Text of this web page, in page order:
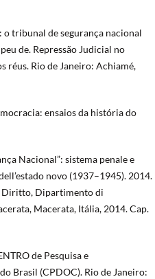
o tribunal de segurança nacional
de. Repressão Judicial no
réus. Rio de Janeiro: Achiamé,
ensaios da história do
Nacional”: sistema penale e
novo (1937–1945). 2014.
Diritto, Dipartimento di
Macerata, Itália, 2014. Cap.
de Pesquisa e
Brasil (CPDOC). Rio de Janeiro: